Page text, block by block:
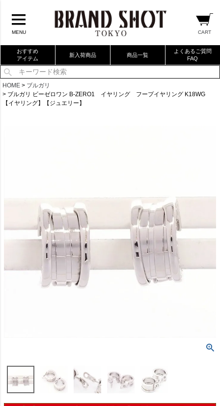
MENU CART
おすすめ
アイテム
新入荷商品 商品一覧
よくあるご質問
FAQ
当店厳選ブランドバック
当店厳選ブランドジュエリー
HOME
ブルガリ
ブルガリ ビーゼロワン B-ZERO1 イヤリング フープイヤリング K18WG
【イヤリング】【ジュエリー】